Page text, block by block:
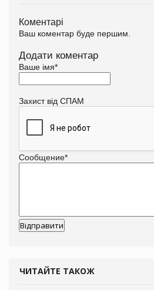
Коментарі
Ваш коментар буде першим.
Додати коментар
Ваше імя*
Захист від СПАМ
Сообщение*
ЧИТАЙТЕ ТАКОЖ